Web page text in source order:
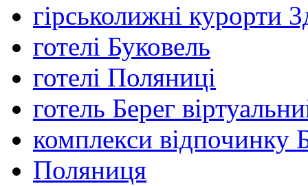
гірськолижні курорти
готелі Буковель
готелі Поляниці
готель Берег
комплекси відпочинку
Поляниця